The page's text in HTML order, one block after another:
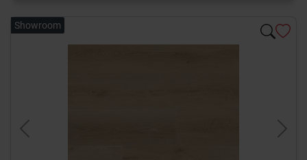
Showroom
Previous Next